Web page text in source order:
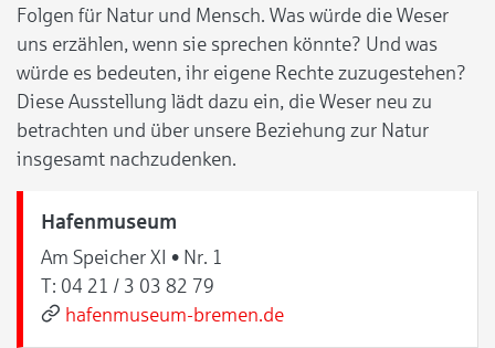
Folgen für Natur und Mensch. Was würde die Weser
uns erzählen, wenn sie sprechen könnte? Und was
würde es bedeuten, ihr eigene Rechte zuzugestehen?
Diese Ausstellung lädt dazu ein, die Weser neu zu
betrachten und über unsere Beziehung zur Natur
insgesamt nachzudenken.
Hafenmuseum
Am Speicher XI • Nr. 1
T: 04 21 / 3 03 82 79
hafenmuseum-bremen.de